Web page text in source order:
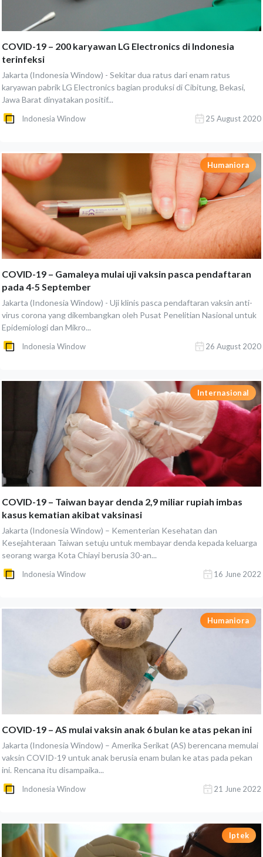
COVID-19 – 200 karyawan LG Electronics di Indonesia
terinfeksi
Jakarta (Indonesia Window) - Sekitar dua ratus dari enam ratus
karyawan pabrik LG Electronics bagian produksi di Cibitung, Bekasi,
Jawa Barat dinyatakan positif...
Indonesia Window 25 August 2020
Humaniora
COVID-19 – Gamaleya mulai uji vaksin pasca pendaftaran
pada 4-5 September
Jakarta (Indonesia Window) - Uji klinis pasca pendaftaran vaksin anti-
virus corona yang dikembangkan oleh Pusat Penelitian Nasional untuk
Epidemiologi dan Mikro...
Indonesia Window 26 August 2020
Internasional
COVID-19 – Taiwan bayar denda 2,9 miliar rupiah imbas
kasus kematian akibat vaksinasi
Jakarta (Indonesia Window) – Kementerian Kesehatan dan
Kesejahteraan Taiwan setuju untuk membayar denda kepada keluarga
seorang warga Kota Chiayi berusia 30-an...
Indonesia Window 16 June 2022
Humaniora
COVID-19 – AS mulai vaksin anak 6 bulan ke atas pekan ini
Jakarta (Indonesia Window) – Amerika Serikat (AS) berencana memulai
vaksin COVID-19 untuk anak berusia enam bulan ke atas pada pekan
ini. Rencana itu disampaika...
Indonesia Window 21 June 2022
Iptek